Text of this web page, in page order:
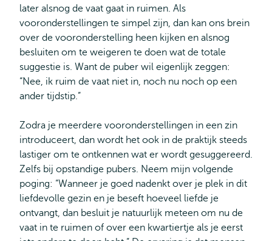
later alsnog de vaat gaat in ruimen. Als
vooronderstellingen te simpel zijn, dan kan ons brein
over de vooronderstelling heen kijken en alsnog
besluiten om te weigeren te doen wat de totale
suggestie is. Want de puber wil eigenlijk zeggen:
“Nee, ik ruim de vaat niet in, noch nu noch op een
ander tijdstip.”
Zodra je meerdere vooronderstellingen in een zin
introduceert, dan wordt het ook in de praktijk steeds
lastiger om te ontkennen wat er wordt gesuggereerd.
Zelfs bij opstandige pubers. Neem mijn volgende
poging: “Wanneer je goed nadenkt over je plek in dit
liefdevolle gezin en je beseft hoeveel liefde je
ontvangt, dan besluit je natuurlijk meteen om nu de
vaat in te ruimen of over een kwartiertje als je eerst